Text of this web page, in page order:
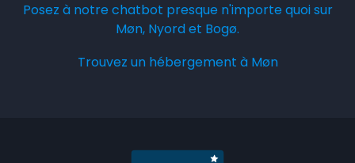
Posez à notre chatbot presque n'importe quoi sur
Møn, Nyord et Bogø.
Trouvez un hébergement à Møn